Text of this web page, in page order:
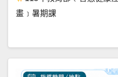
畫﹞暑期課